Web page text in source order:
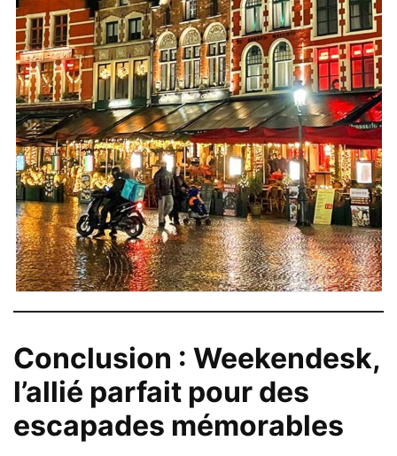
Conclusion : Weekendesk,
l’allié parfait pour des
escapades mémorables